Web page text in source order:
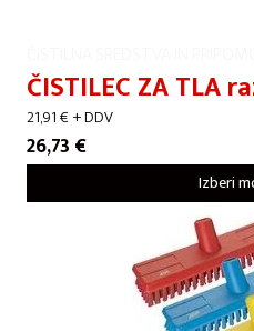
ČISTILEC ZA TLA
21,91€+ DDV
26,73 €
Izberi